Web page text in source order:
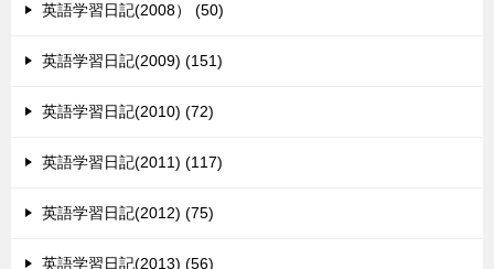
英語学習日記(2008） (50)
英語学習日記(2009) (151)
英語学習日記(2010) (72)
英語学習日記(2011) (117)
英語学習日記(2012) (75)
英語学習日記(2013) (56)